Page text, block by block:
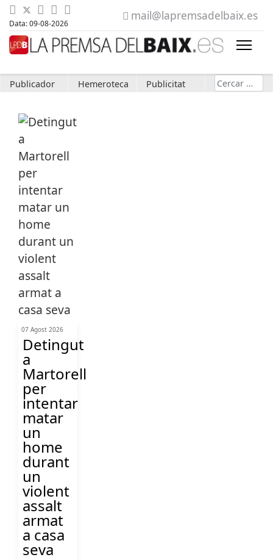
Data: 09-08-2026
mail@lapremsadelbaix.es
Publicador Hemeroteca Publicitat Cerca
07 Agost 2026
Detingut
a
Martorell
per
intentar
matar
un
home
durant
un
violent
assalt
armat
a casa
seva